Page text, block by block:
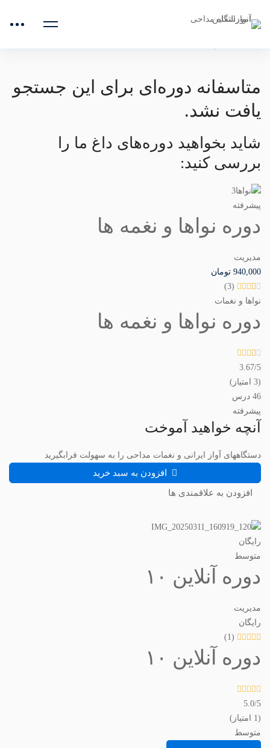
دوره‌های مرثیه خوانی
متاسفانه دوره‌ای برای این جستجو
یافت نشد.
شاید بخواهید دوره‌های داغ ما را
بررسی کنید:
پیشرفته
دوره نواها و نغمه ها
مدیریت
940,000 تومان
(3)
نواها و نغمات
دوره نواها و نغمه ها
3.67/5
(3 امتیاز)
46 درس
پیشرفته
آنچه خواهید آموخت
دستگاههای آواز ایرانی و نغمات مداحی را به سهولت فرابگیرید
افزودن به سبد خرید
افزودن به علاقمندی ها
رایگان
متوسط
دوره آنلاین ۱۰
مدیریت
رایگان
(1)
دوره آنلاین ۱۰
5.0/5
(1 امتیاز)
متوسط